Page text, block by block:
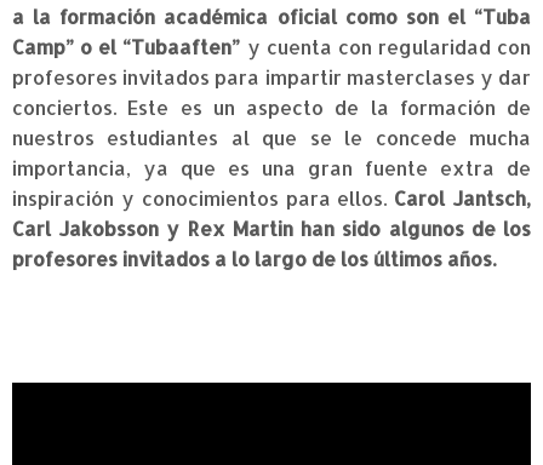
a la formación académica oficial como son el “Tuba
Camp” o el “Tubaaften” y cuenta con regularidad con
profesores invitados para impartir masterclases y dar
conciertos. Este es un aspecto de la formación de
nuestros estudiantes al que se le concede mucha
importancia, ya que es una gran fuente extra de
inspiración y conocimientos para ellos. Carol Jantsch,
Carl Jakobsson y Rex Martin han sido algunos de los
profesores invitados a lo largo de los últimos años.